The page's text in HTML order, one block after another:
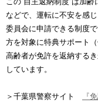
などで、運転に不安を感
委員会に申請できる制度
方を対象に特典サポート
高齢者が免許を返納する
しています。
＞千葉県警察サイト 『